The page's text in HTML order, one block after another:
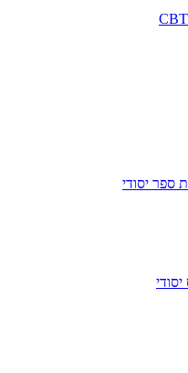
ספר יסודי